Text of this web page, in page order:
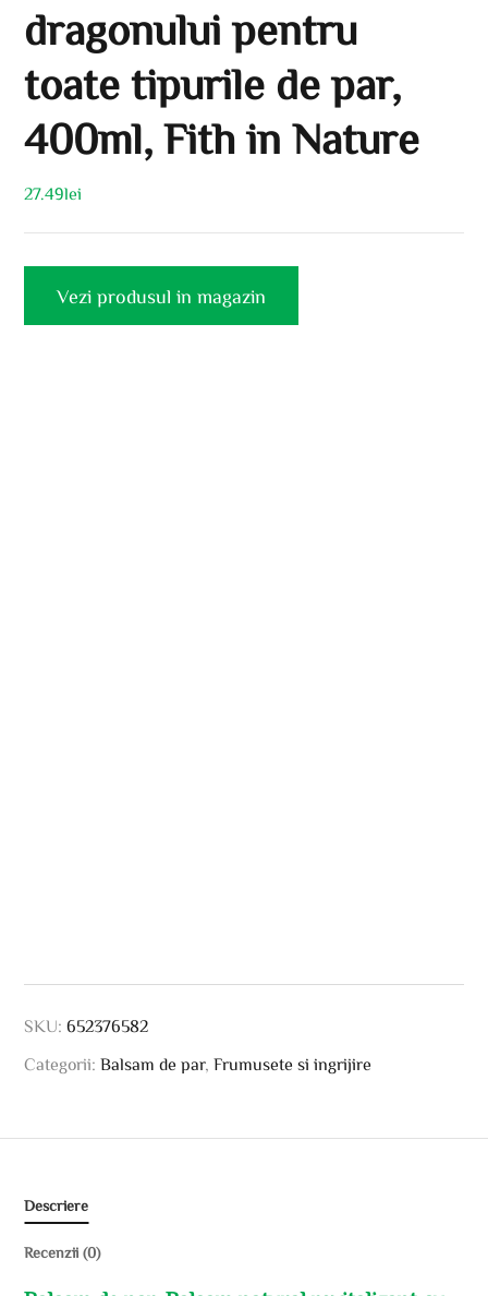
dragonului pentru
toate tipurile de par,
400ml, Fith in Nature
27.49lei
Vezi produsul in magazin
SKU:652376582
Categorii:Balsam de par,Frumusete si ingrijire
Descriere
Recenzii (0)